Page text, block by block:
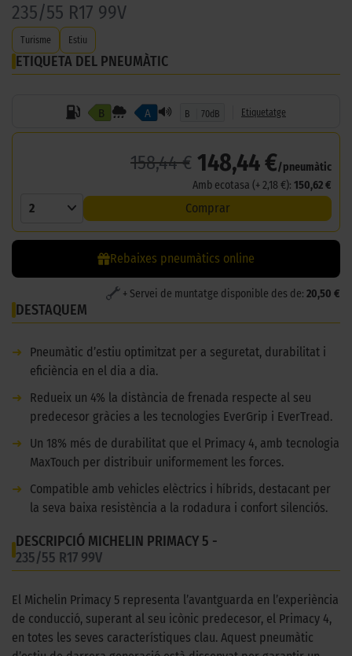
235/55 R17 99V
Turisme Estiu
ETIQUETA DEL PNEUMÀTIC
B A B 70dB Etiquetatge
158,44 € 148,44 €/pneumàtic
Amb ecotasa (+ 2,18 €): 150,62 €
2 Comprar
Rebaixes pneumàtics online
+ Servei de muntatge disponible des de: 20,50 €
DESTAQUEM
➜
Pneumàtic d’estiu optimitzat per a seguretat, durabilitat i
eficiència en el dia a dia.
➜
Redueix un 4% la distància de frenada respecte al seu
predecesor gràcies a les tecnologies EverGrip i EverTread.
➜
Un 18% més de durabilitat que el Primacy 4, amb tecnologia
MaxTouch per distribuir uniformement les forces.
➜
Compatible amb vehicles elèctrics i híbrids, destacant per
la seva baixa resistència a la rodadura i confort silenciós.
DESCRIPCIÓ MICHELIN PRIMACY 5 -
235/55 R17 99V
El Michelin Primacy 5 representa l’avantguarda en l’experiència
de conducció, superant al seu icònic predecesor, el Primacy 4,
en totes les seves característiques clau. Aquest pneumàtic